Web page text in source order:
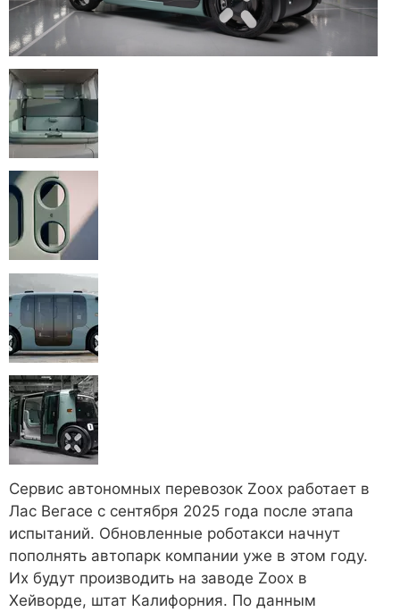
Сервис автономных перевозок Zoox работает в
Лас Вегасе с сентября 2025 года после этапа
испытаний. Обновленные роботакси начнут
пополнять автопарк компании уже в этом году.
Их будут производить на заводе Zoox в
Хейворде, штат Калифорния. По данным